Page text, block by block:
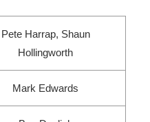
Pete Harrap, Shaun
Hollingworth
Mark Edwards